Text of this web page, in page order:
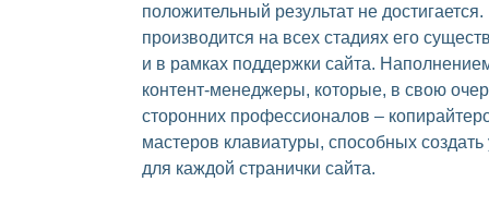
положительный результат не
производится на всех стадиях его
и в рамках поддержки сайта.
контент-менеджеры, которые, в свою
сторонних профессионалов –
мастеров клавиатуры, способных
для каждой странички сайта.